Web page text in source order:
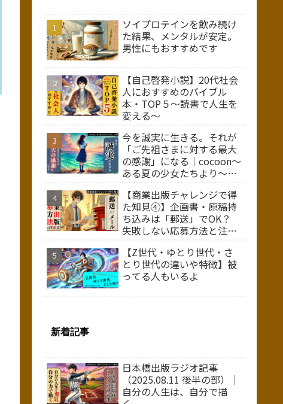
ソイプロテインを飲み続け
た結果、メンタルが安定。
男性にもおすすめです
【自己啓発小説】20代社会
人におすすめのバイブル
本・TOP５～読書で人生を
変える～
今を誠実に生きる。それが
「ご先祖さまに対する最大
の感謝」になる｜cocoon～
ある夏の少女たちより～を
【商業出版チャレンジで得
た知見④】企画書・原稿持
ち込みは「郵送」でOK？
失敗しない応募方法と注意
【Z世代・ゆとり世代・さ
とり世代の違いや特徴】被
ってる人もいるよ
新着記事
日本橋出版ラジオ記事
（2025.08.11 後半の部）｜
自分の人生は、自分で描